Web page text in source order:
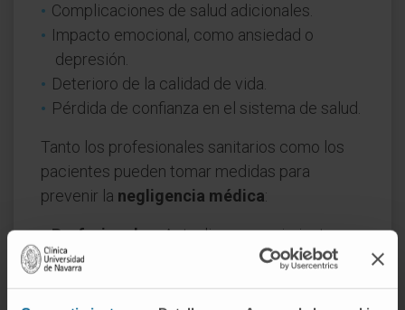
Complicaciones de salud adicionales.
Impacto emocional, como ansiedad o
depresión.
Deterioro de la calidad de vida.
Pérdida de confianza en el sistema de salud.
Tanto los profesionales sanitarios como los
pacientes pueden tomar medidas para
prevenir la negligencia médica:
Profesionales:Actualizar conocimientos,
seguir protocolos y mantener una